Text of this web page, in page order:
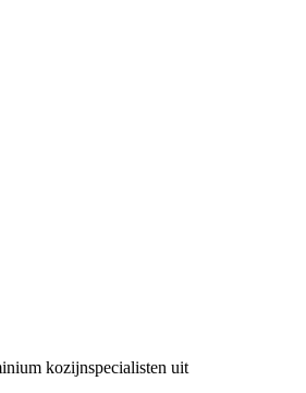
kozijnspecialisten uit